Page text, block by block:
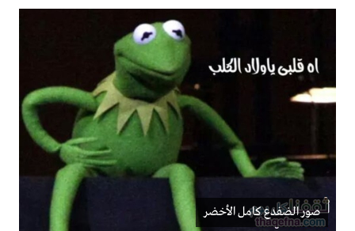
صور الضفدع كامل الأخضر